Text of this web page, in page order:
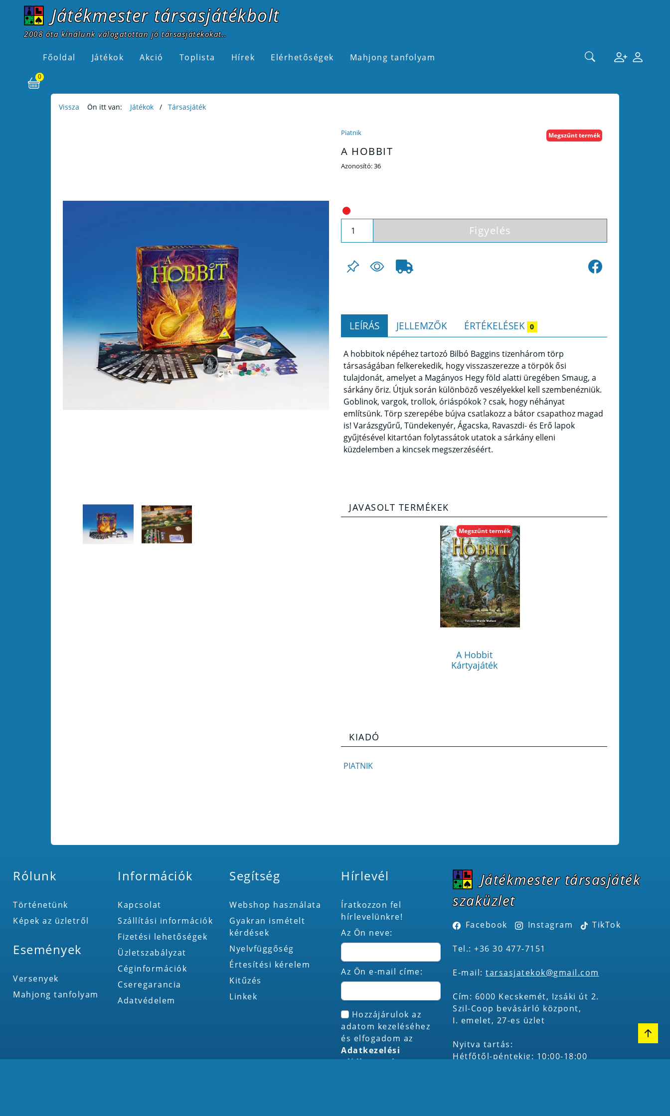
Játékmester társasjátékbolt
2008 óta kínálunk válogatottan jó társasjátékokat..
Főoldal Játékok Akció Toplista Hírek Elérhetőségek Mahjong tanfolyam
0
Vissza Ön itt van: Játékok Társasjáték
Piatnik
A HOBBIT
Azonosító:36
Megszűnt termék
Figyelés
LEÍRÁS JELLEMZŐK ÉRTÉKELÉSEK 0
A hobbitok népéhez tartozó Bilbó Baggins tizenhárom törp
társaságában felkerekedik, hogy visszaszerezze a törpök ősi
tulajdonát, amelyet a Magányos Hegy föld alatti üregében Smaug, a
sárkány őriz. Útjuk során különböző veszélyekkel kell szembenézniük.
Goblinok, vargok, trollok, óriáspókok ? csak, hogy néhányat
említsünk. Törp szerepébe bújva csatlakozz a bátor csapathoz magad
is! Varázsgyűrű, Tündekenyér, Ágacska, Ravaszdi- és Erő lapok
gyűjtésével kitartóan folytassátok utatok a sárkány elleni
küzdelemben a kincsek megszerzéséért.
JAVASOLT TERMÉKEK
A Hobbit
Kártyajáték
Megszűnt termék
KIADÓ
PIATNIK
Rólunk
Történetünk
Képek az üzletről
Események
Versenyek
Mahjong tanfolyam
Információk
Kapcsolat
Szállítási információk
Fizetési lehetőségek
Üzletszabályzat
Céginformációk
Cseregarancia
Adatvédelem
Segítség
Webshop használata
Gyakran ismételt
kérdések
Nyelvfüggőség
Értesítési kérelem
Kitűzés
Linkek
Hírlevél
Íratkozzon fel
hírlevelünkre!
Az Ön neve:
Az Ön e-mail címe:
Hozzájárulok az
adatom kezeléséhez
és elfogadom az
Adatkezelési
tájékoztatót
Játékmester társasjáték
szaküzlet
Facebook Instagram TikTok
Tel.: +36 30 477-7151
E-mail: tarsasjatekok@gmail.com
Cím: 6000 Kecskemét, Izsáki út 2.
Szil-Coop bevásárló központ,
I. emelet, 27-es üzlet
Nyitva tartás:
Hétfőtől-péntekig: 10:00-18:00